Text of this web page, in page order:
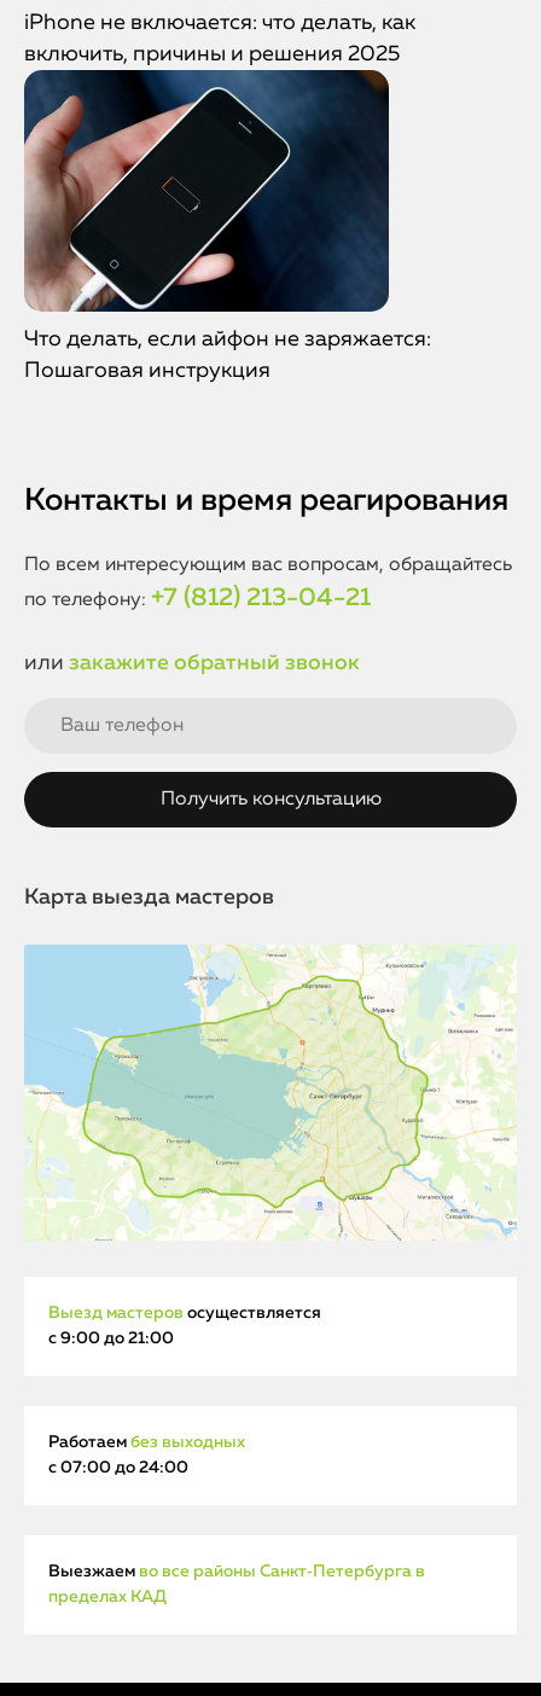
iPhone не включается: что делать, как
включить, причины и решения 2025
Что делать, если айфон не заряжается:
Пошаговая инструкция
Контакты и время реагирования
По всем интересующим вас вопросам, обращайтесь
по телефону: +7 (812) 213-04-21
или закажите обратный звонок
Карта выезда мастеров
Выезд мастеров осуществляется
с 9:00 до 21:00
Работаем без выходных
с 07:00 до 24:00
Выезжаем во все районы Санкт‑Петербурга в
пределах КАД